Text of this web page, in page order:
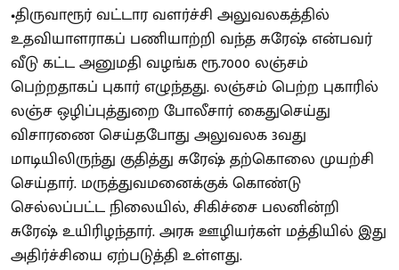
•திருவாரூர் வட்டார வளர்ச்சி அலுவலகத்தில்
உதவியாளராகப் பணியாற்றி வந்த சுரேஷ் என்பவர்
வீடு கட்ட அனுமதி வழங்க ரூ.7000 லஞ்சம்
பெற்றதாகப் புகார் எழுந்தது. லஞ்சம் பெற்ற புகாரில்
லஞ்ச ஒழிப்புத்துறை போலீசார் கைதுசெய்து
விசாரணை செய்தபோது அலுவலக 3வது
மாடியிலிருந்து குதித்து சுரேஷ் தற்கொலை முயற்சி
செய்தார். மருத்துவமனைக்குக் கொண்டு
செல்லப்பட்ட நிலையில், சிகிச்சை பலனின்றி
சுரேஷ் உயிரிழந்தார். அரசு ஊழியர்கள் மத்தியில் இது
அதிர்ச்சியை ஏற்படுத்தி உள்ளது.